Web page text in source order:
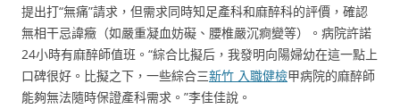
提出打“無痛”請求，但需求同時知足產科和麻醉科的評價，確認
無相干忌諱癥（如嚴重凝血妨礙、腰椎嚴沉痾變等）。病院許諾
24小時有麻醉師值班。“綜合比擬后，我發明向陽婦幼在這一點上
口碑很好。比擬之下，一些綜合三新竹 入職健檢甲病院的麻醉師
能夠無法隨時保證產科需求。”李佳佳說。